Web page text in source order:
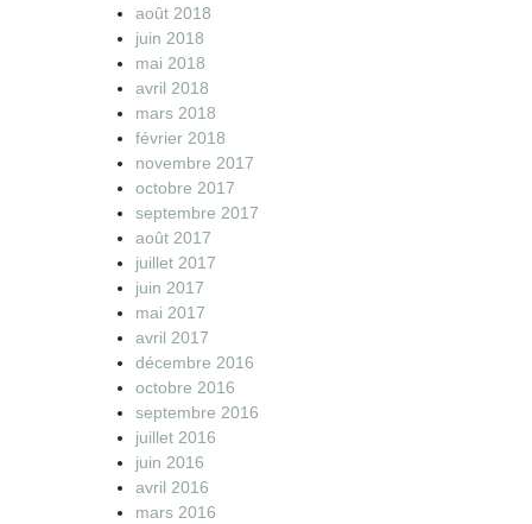
août 2018
juin 2018
mai 2018
avril 2018
mars 2018
février 2018
novembre 2017
octobre 2017
septembre 2017
août 2017
juillet 2017
juin 2017
mai 2017
avril 2017
décembre 2016
octobre 2016
septembre 2016
juillet 2016
juin 2016
avril 2016
mars 2016